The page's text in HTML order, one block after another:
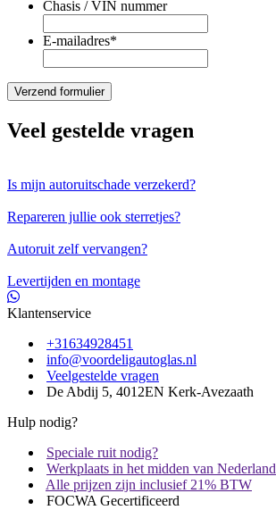
Chasis / VIN nummer
E-mailadres*
Veel gestelde vragen
Is mijn autoruitschade verzekerd?
Repareren jullie ook sterretjes?
Autoruit zelf vervangen?
Levertijden en montage
Klantenservice
+31634928451
info@voordeligautoglas.nl
Veelgestelde vragen
De Abdij 5, 4012EN Kerk-Avezaath
Hulp nodig?
Speciale ruit nodig?
Werkplaats in het midden van Nederland
Alle prijzen zijn inclusief 21% BTW
FOCWA Gecertificeerd